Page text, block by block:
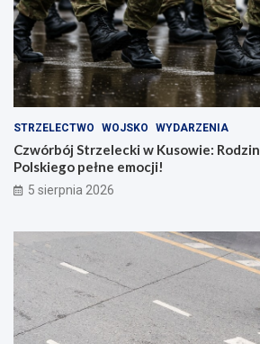
STRZELECTWO WOJSKO WYDARZENIA
Czwórbój Strzelecki w Kusowie:
Polskiego pełne emocji!
5 sierpnia 2026